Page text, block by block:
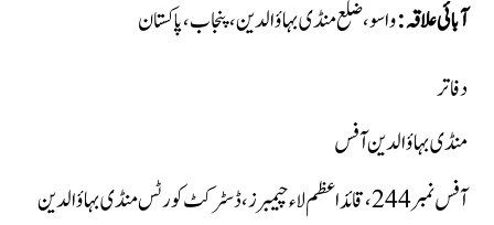
آبائی علاقہ:واسو، ضلع منڈی بہاؤالدین، پنجاب، پاکستان
دفاتر
منڈی بہاؤالدین آفس
آفس نمبر 244، قائداعظم لاء چیمبرز، ڈسٹرکٹ کورٹس منڈی بہاؤالدین